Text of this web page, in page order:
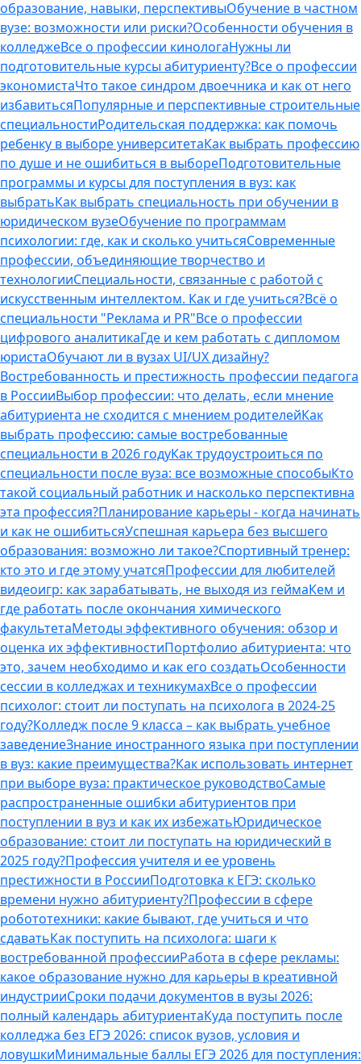
образование, навыки, перспективыОбучение в частном
вузе: возможности или риски?Особенности обучения в
колледжеВсе о профессии кинологаНужны ли
подготовительные курсы абитуриенту?Все о профессии
экономистаЧто такое синдром двоечника и как от него
избавитьсяПопулярные и перспективные строительные
специальностиРодительская поддержка: как помочь
ребенку в выборе университетаКак выбрать профессию
по душе и не ошибиться в выбореПодготовительные
программы и курсы для поступления в вуз: как
выбратьКак выбрать специальность при обучении в
юридическом вузеОбучение по программам
психологии: где, как и сколько учитьсяСовременные
профессии, объединяющие творчество и
технологииСпециальности, связанные с работой с
искусственным интеллектом. Как и где учиться?Всё о
специальности "Реклама и PR"Все о профессии
цифрового аналитикаГде и кем работать с дипломом
юристаОбучают ли в вузах UI/UX дизайну?
Востребованность и престижность профессии педагога
в РоссииВыбор профессии: что делать, если мнение
абитуриента не сходится с мнением родителейКак
выбрать профессию: самые востребованные
специальности в 2026 годуКак трудоустроиться по
специальности после вуза: все возможные способыКто
такой социальный работник и насколько перспективна
эта профессия?Планирование карьеры - когда начинать
и как не ошибитьсяУспешная карьера без высшего
образования: возможно ли такое?Спортивный тренер:
кто это и где этому учатсяПрофессии для любителей
видеоигр: как зарабатывать, не выходя из геймаКем и
где работать после окончания химического
факультетаМетоды эффективного обучения: обзор и
оценка их эффективностиПортфолио абитуриента: что
это, зачем необходимо и как его создатьОсобенности
сессии в колледжах и техникумахВсе о профессии
психолог: стоит ли поступать на психолога в 2024-25
году?Колледж после 9 класса – как выбрать учебное
заведениеЗнание иностранного языка при поступлении
в вуз: какие преимущества?Как использовать интернет
при выборе вуза: практическое руководствоСамые
распространенные ошибки абитуриентов при
поступлении в вуз и как их избежатьЮридическое
образование: стоит ли поступать на юридический в
2025 году?Профессия учителя и ее уровень
престижности в РоссииПодготовка к ЕГЭ: сколько
времени нужно абитуриенту?Профессии в сфере
робототехники: какие бывают, где учиться и что
сдаватьКак поступить на психолога: шаги к
востребованной профессииРабота в сфере рекламы:
какое образование нужно для карьеры в креативной
индустрииСроки подачи документов в вузы 2026:
полный календарь абитуриентаКуда поступить после
колледжа без ЕГЭ 2026: список вузов, условия и
ловушкиМинимальные баллы ЕГЭ 2026 для поступления: